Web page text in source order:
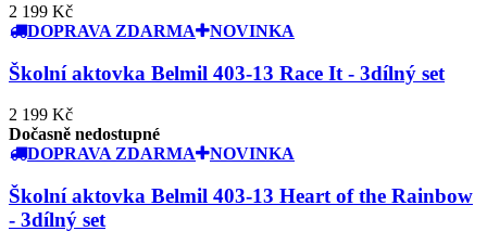
2 199 Kč
DOPRAVA ZDARMA
NOVINKA
Školní aktovka Belmil 403-13 Race It - 3dílný set
2 199 Kč
Dočasně nedostupné
DOPRAVA ZDARMA
NOVINKA
Školní aktovka Belmil 403-13 Heart of the Rainbow
- 3dílný set